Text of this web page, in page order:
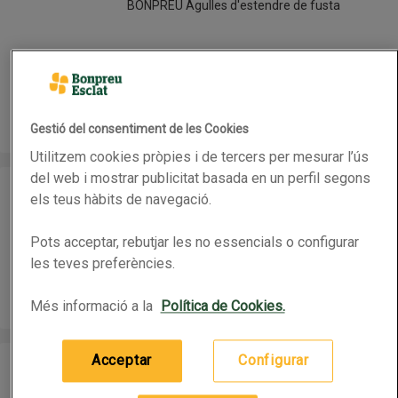
BONPREU Agulles d'estendre de fusta
Afegeix
BONPREU Agulles d'estendre de plàstic XLBONPREU Agulles d'estendre de plàstic XL
12 per paquet (0,10 € per article)
Afegeix
IFA Aigua de planxa perfumadaIFA Aigua de planxa perfumada
Gestió del consentiment de les Cookies
Utilitzem cookies pròpies i de tercers per mesurar l’ús
del web i mostrar publicitat basada en un perfil segons
els teus hàbits de navegació.
Pots acceptar, rebutjar les no essencials o configurar
les teves preferències.
Més informació a la Política de Cookies.
Configurar
Acceptar